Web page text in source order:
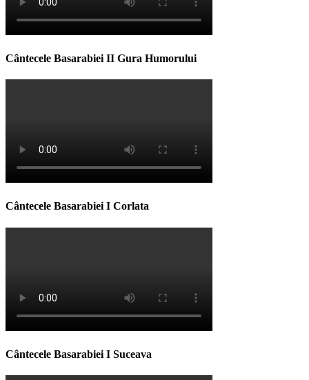
Cântecele Basarabiei II Gura Humorului
Cântecele Basarabiei I Corlata
Cântecele Basarabiei I Suceava